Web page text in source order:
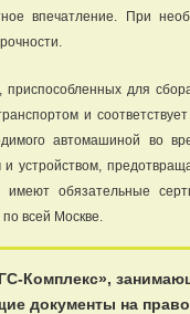
впечатление. При
для
и
автомашиной во
устройством,
обязательные
всей Москве.
Комплекс»,
документы на